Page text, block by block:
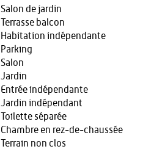
Salon de jardin
Terrasse balcon
Habitation indépendante
Parking
Salon
Jardin
Entrée indépendante
Jardin indépendant
Toilette séparée
Chambre en rez-de-chaussée
Terrain non clos